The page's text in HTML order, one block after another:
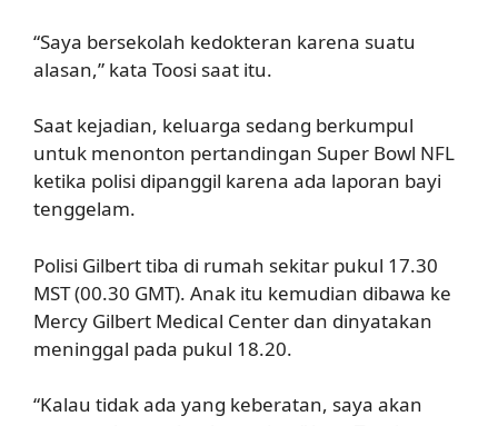
“Saya bersekolah kedokteran karena suatu
alasan,” kata Toosi saat itu.
Saat kejadian, keluarga sedang berkumpul
untuk menonton pertandingan Super Bowl NFL
ketika polisi dipanggil karena ada laporan bayi
tenggelam.
Polisi Gilbert tiba di rumah sekitar pukul 17.30
MST (00.30 GMT). Anak itu kemudian dibawa ke
Mercy Gilbert Medical Center dan dinyatakan
meninggal pada pukul 18.20.
“Kalau tidak ada yang keberatan, saya akan